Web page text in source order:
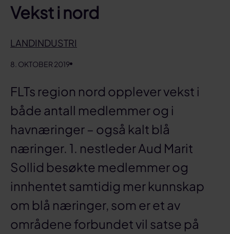
Vekst i nord
LANDINDUSTRI
8. OKTOBER 2019
FLTs region nord opplever vekst i
både antall medlemmer og i
havnæringer – også kalt blå
næringer. 1. nestleder Aud Marit
Sollid besøkte medlemmer og
innhentet samtidig mer kunnskap
om blå næringer, som er et av
områdene forbundet vil satse på